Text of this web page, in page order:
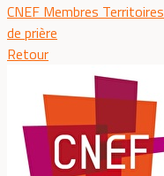
CNEF Membres Territoires
de prière
Retour